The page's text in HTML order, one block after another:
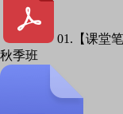
01.【课堂
秋季班